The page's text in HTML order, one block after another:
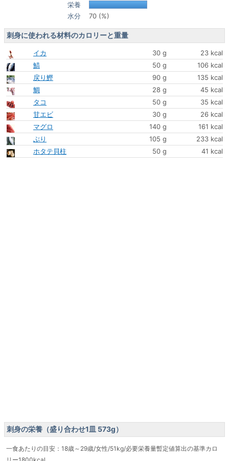
栄養
水分
70 (%)
刺身に使われる材料のカロリーと重量
イカ 30 g
23 kcal
鯖
50 g
106 kcal
戻り鰹
90 g
135 kcal
鯛
28 g
45 kcal
タコ
50 g
35 kcal
甘エビ
30 g
26 kcal
マグロ
140 g
161 kcal
ぶり
105 g
233 kcal
ホタテ貝柱
50 g 41 kcal
刺身の栄養（盛り合わせ1皿 573g）
一食あたりの目安：18歳～29歳/女性/51kg/必要栄養量暫定値算出の基準カロ